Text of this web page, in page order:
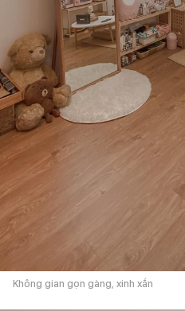
Không gian gọn gàng, xinh xắn